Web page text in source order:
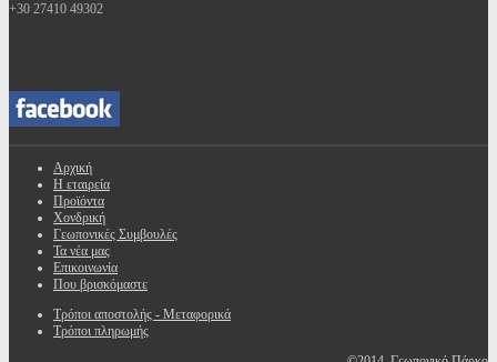
+30 27410 49302
Αρχική
Η εταιρεία
Προϊόντα
Χονδρική
Γεωπονικές Συμβουλές
Τα νέα μας
Επικοινωνία
Που βρισκόμαστε
Τρόποι αποστολής - Μεταφορικά
Τρόποι πληρωμής